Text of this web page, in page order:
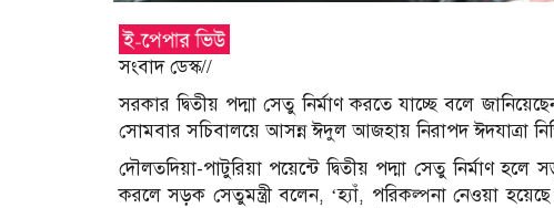
সংবাদ ডেস্ক//
সরকার দ্বিতীয় পদ্মা সেতু নির্মাণ করতে যাচ্ছে বলে
সোমবার সচিবালয়ে আসন্ন ঈদুল আজহায় নিরাপদ ঈদযাত্রা
দৌলতদিয়া-পাটুরিয়া পয়েন্টে দ্বিতীয় পদ্মা সেতু নির্মাণ
করলে সড়ক সেতুমন্ত্রী বলেন, ‌‘হ্যাঁ, পরিকল্পনা নেওয়া